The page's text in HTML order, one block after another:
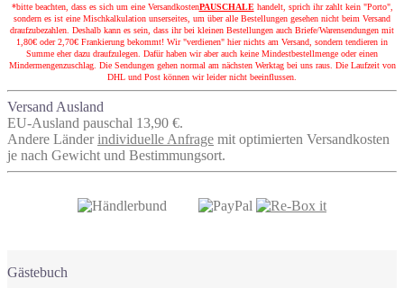
*bitte beachten, dass es sich um eine VersandkostenPAUSCHALEhandelt, sprich ihr zahlt kein "Porto",
sondern es ist eine Mischkalkulation unserseites, um über alle Bestellungen gesehen nicht beim Versand
draufzubezahlen. Deshalb kann es sein, dass ihr bei kleinen Bestellungen auch Briefe/Warensendungen mit
1,80€ oder 2,70€ Frankierung bekommt! Wir "verdienen" hier nichts am Versand, sondern tendieren in
Summe eher dazu draufzulegen. Dafür haben wir aber auch keine Mindestbestellmenge oder einen
Mindermengenzuschlag. Die Sendungen gehen normal am nächsten Werktag bei uns raus. Die Laufzeit von
DHL und Post können wir leider nicht beeinflussen.
Versand Ausland
EU-Ausland pauschal 13,90 €.
Andere Länder individuelle Anfrage mit optimierten Versandkosten
je nach Gewicht und Bestimmungsort.
Gästebuch